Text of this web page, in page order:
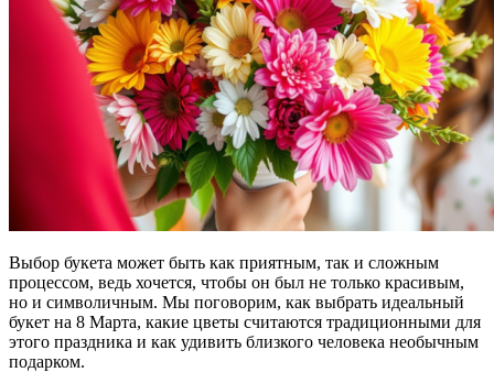
Выбор букета может быть как приятным, так и сложным
процессом, ведь хочется, чтобы он был не только красивым,
но и символичным. Мы поговорим, как выбрать идеальный
букет на 8 Марта, какие цветы считаются традиционными для
этого праздника и как удивить близкого человека необычным
подарком.